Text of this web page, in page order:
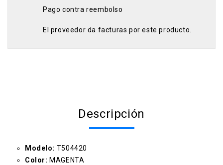
Pago contra reembolso
El proveedor da facturas por este producto.
Descripción
Modelo: T504420
Color: MAGENTA